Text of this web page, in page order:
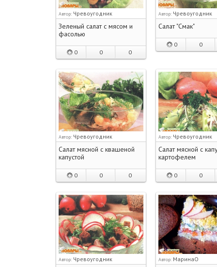
Автор: Чревоугодник
Зеленый салат с мясом и
фасолью
0 0 0
Автор: Чревоугодник
Салат "Смак"
0 0
Автор: Чревоугодник
Салат мясной с квашеной
капустой
0 0 0
Автор: Чревоугодник
Салат мясной с
картофелем
0 0
Автор: Чревоугодник Автор: МаринаО